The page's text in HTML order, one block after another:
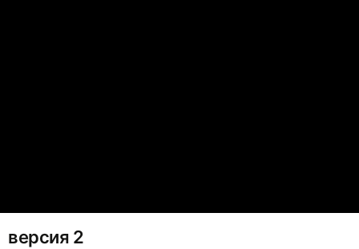
версия 2